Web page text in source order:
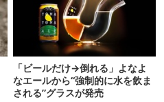
「ビールだけ→倒れる」よなよ
なエールから“強制的に水を飲ま
される”グラスが発売